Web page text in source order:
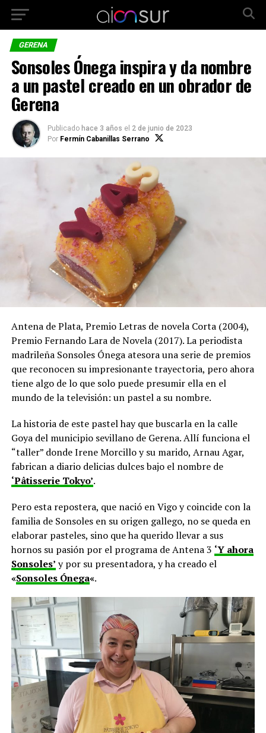
GERENA
Sonsoles Ónega inspira y da nombre
a un pastel creado en un obrador de
Gerena
Publicado hace 3 años el 2 de junio de 2023
Por Fermín Cabanillas Serrano
Antena de Plata, Premio Letras de novela Corta (2004),
Premio Fernando Lara de Novela (2017). La periodista
madrileña Sonsoles Ónega atesora una serie de premios
que reconocen su impresionante trayectoria, pero ahora
tiene algo de lo que solo puede presumir ella en el
mundo de la televisión: un pastel a su nombre.
La historia de este pastel hay que buscarla en la calle
Goya del municipio sevillano de Gerena. Allí funciona el
“taller” donde Irene Morcillo y su marido, Arnau Agar,
fabrican a diario delicias dulces bajo el nombre de
‘Pâtisserie Tokyo’.
Pero esta repostera, que nació en Vigo y coincide con la
familia de Sonsoles en su origen gallego, no se queda en
elaborar pasteles, sino que ha querido llevar a sus
hornos su pasión por el programa de Antena 3 ‘Y ahora
Sonsoles’ y por su presentadora, y ha creado el
«Sonsoles Ónega«.